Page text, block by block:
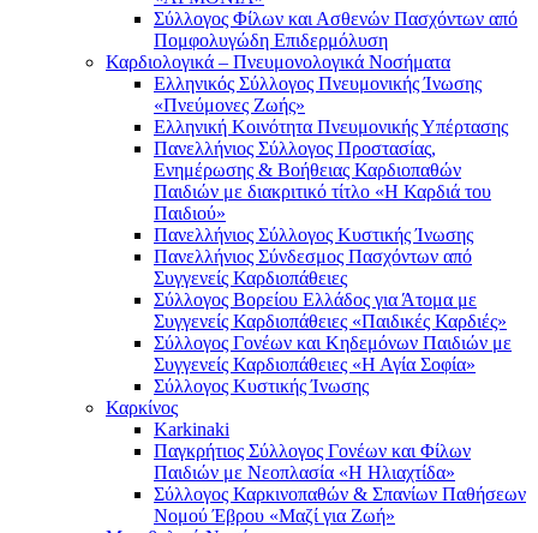
Σύλλογος Φίλων και Ασθενών Πασχόντων από
Πομφολυγώδη Επιδερμόλυση
Καρδιολογικά – Πνευμονολογικά Νοσήματα
Ελληνικός Σύλλογος Πνευμονικής Ίνωσης
«Πνεύμονες Ζωής»
Ελληνική Κοινότητα Πνευμονικής Υπέρτασης
Πανελλήνιος Σύλλογος Προστασίας,
Ενημέρωσης & Βοήθειας Καρδιοπαθών
Παιδιών με διακριτικό τίτλο «Η Καρδιά του
Παιδιού»
Πανελλήνιος Σύλλογος Κυστικής Ίνωσης
Πανελλήνιος Σύνδεσμος Πασχόντων από
Συγγενείς Καρδιοπάθειες
Σύλλογος Βορείου Ελλάδος για Άτομα με
Συγγενείς Καρδιοπάθειες «Παιδικές Καρδιές»
Σύλλογος Γονέων και Κηδεμόνων Παιδιών με
Συγγενείς Καρδιοπάθειες «Η Αγία Σοφία»
Σύλλογος Κυστικής Ίνωσης
Καρκίνος
Karkinaki
Παγκρήτιος Σύλλογος Γονέων και Φίλων
Παιδιών με Νεοπλασία «Η Ηλιαχτίδα»
Σύλλογος Καρκινοπαθών & Σπανίων Παθήσεων
Νομού Έβρου «Μαζί για Ζωή»